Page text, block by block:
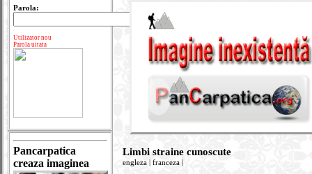
Parola:
Utilizator nou
Parola uitata
Pancarpatica
creaza imaginea
Limbi straine cunoscute
engleza | franceza |